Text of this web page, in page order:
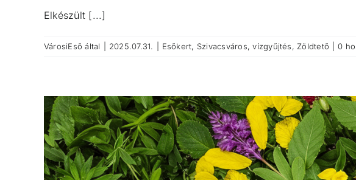
Elkészült [...]
VárosiEső által 2025.07.31. Esőkert, Szivacsváros,vízgyűjtés, Zöldtető 0